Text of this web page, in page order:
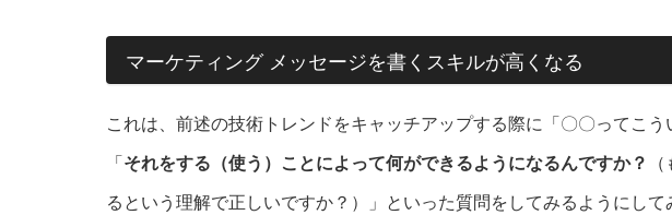
マーケティング メッセージを書くスキルが高くなる
これは、前述の技術トレンドをキャッチアップする際に「〇〇ってこう
「それをする（使う）ことによって何ができるようになるんですか？
るという理解で正しいですか？）」といった質問をしてみるようにして